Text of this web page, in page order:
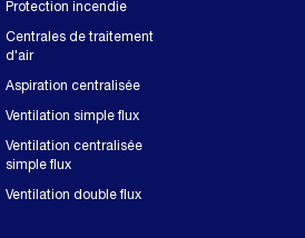
Protection incendie
Centrales de traitement
d'air
Aspiration centralisée
Ventilation simple flux
Ventilation centralisée
simple flux
Ventilation double flux